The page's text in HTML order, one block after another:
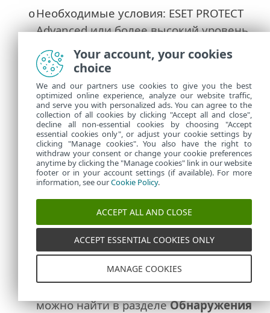
oНеобходимые условия: ESET PROTECT
Advanced или более высокий уровень,
Windows версии 12.0 и более поздней.
Поддерживаются только локальные
жесткие диски NTFS (устройства флэш-
памяти и сетевые диски не
поддерживаются).
В списке можно найти такие сведения,
какдата восстановления(дата и
время восстановления файла),
исходный файл(путь к исходному
файлу),восстановленный файл(путь
к восстановленному файлу) и
файла. Вы можетедобавить фильтр
и фильтровать файлы по следующим
параметрам:Хэш файла,Исходный
Восстановленный файл
Кроме того, восстановленные файлы
можно найти в разделеОбнаружения
Your account, your cookies
choice
We and our partners use cookies to give you the best
optimized online experience, analyze our website traffic,
and serve you with personalized ads. You can agree to the
collection of all cookies by clicking "Accept all and close",
decline all non-essential cookies by choosing "Accept
essential cookies only", or adjust your cookie settings by
clicking "Manage cookies". You also have the right to
withdraw your consent or change your cookie preferences
anytime by clicking the "Manage cookies" link in our website
footer or in your account settings (if available). For more
information, see ourCookie Policy.
ACCEPT ALL AND CLOSE
ACCEPT ESSENTIAL COOKIES ONLY
MANAGE COOKIES